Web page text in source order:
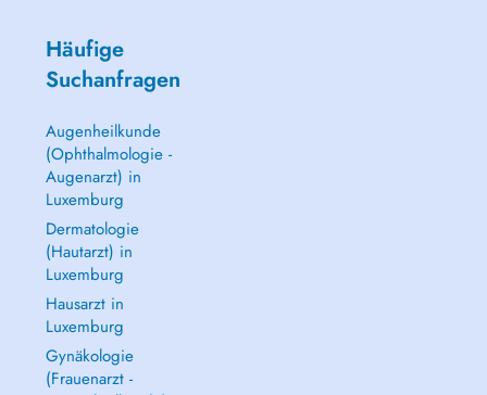
Häufige
Suchanfragen
Augenheilkunde
(Ophthalmologie -
Augenarzt) in
Luxemburg
Dermatologie
(Hautarzt) in
Luxemburg
Hausarzt in
Luxemburg
Gynäkologie
(Frauenarzt -